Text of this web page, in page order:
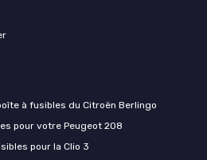
à fusibles du Citroën Berlingo
pour votre Peugeot 208
pour la Clio 3